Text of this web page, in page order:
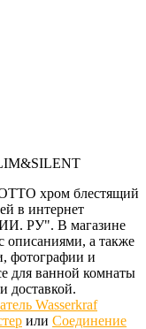
хром блестящий
в интернет
РУ". В магазине
описаниями, а также
фотографии и
для ванной комнаты
доставкой.
Wasserkraf
или Соединение